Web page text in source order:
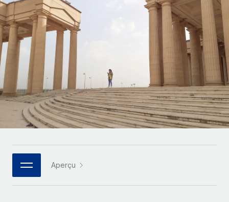
PEO
Sous-traitez les opérations complexes liées à l’emploi
INFRASTRUCTURE
Intégration Remote
Intégrez vos RH aux flux de travail en toute simplicité
Plateforme
Des fonctions RH clés intégrées pour votre équipe
notre MCP
Intégrations
CROISSANCE
Start-ups
Des solutions agiles et internationales pour les RH et la
paie des entreprises en pleine croissance
Entreprises intermédiaires
Développez vos équipes avec des solutions RH sur
mesure
Les RH à l’international pour les grandes entreprises
TRAVAILLONS ENSEMBLE
Calculateur de paiement des freelances
Découvrez les devises disponibles et les vitesses de
paiement pour vos freelances internationaux
APPRENDRE AVEC REMOTE
Recherche et guides
Études de cas
Glossaire RH
Descriptions de postes
Webinaires
Français
Deutsch
Español
Italiano
Português (Portugal)
한국어 Aperçu